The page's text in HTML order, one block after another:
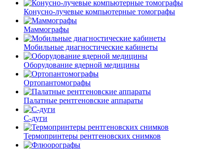
Конусно-лучевые компьютерные томографы
Маммографы
Мобильные диагностические кабинеты
Оборудование ядерной медицины
Ортопантомографы
Палатные рентгеновские аппараты
С-дуги
Термопринтеры рентгеновских снимков